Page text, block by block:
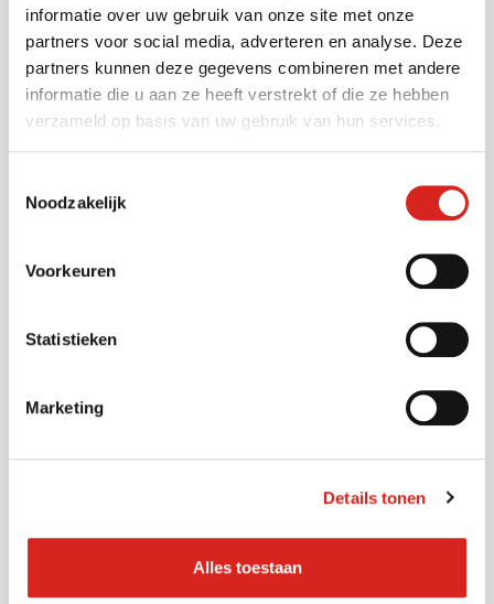
informatie over uw gebruik van onze site met onze
partners voor social media, adverteren en analyse. Deze
partners kunnen deze gegevens combineren met andere
informatie die u aan ze heeft verstrekt of die ze hebben
verzameld op basis van uw gebruik van hun services.
Noodzakelijk
Voorkeuren
Statistieken
Marketing
Details tonen
Alles toestaan
Sectors
Municipalities
Industry
Museums
Infrastructure
(Air)ports
Business parks
Industry
Contact